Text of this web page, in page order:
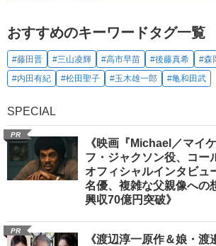
おすすめのキーワードタグ一覧
#藤田晋 #三山凌輝 #高市早苗 #後藤真希 #森
#内田有紀
#松田聖子 #玉木雄一郎 #亀和田武
SPECIAL
PR
《映画『Michael／マイ
フ・ジャクソン役、コー
オフィシャルインタビュ
名優、複雑な父親像への
興収70億円突破》
PR
《渡辺淳一原作＆娘・渡